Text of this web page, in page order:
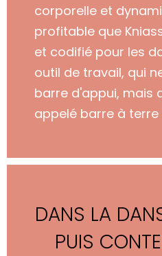
corporelle et
profitable que
et codifié pour les
outil de travail, qui
barre d'appui, mais
appelé barre à
DANS LA
PUIS